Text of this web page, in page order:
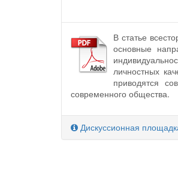
В статье
основные
личностных
приводятся
современного общества.
Дискуссионная